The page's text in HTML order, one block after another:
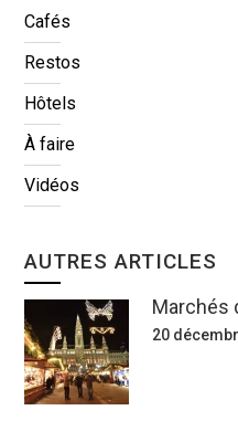
Cafés
Restos
Hôtels
À faire
Vidéos
AUTRES ARTICLES
Marchés
20